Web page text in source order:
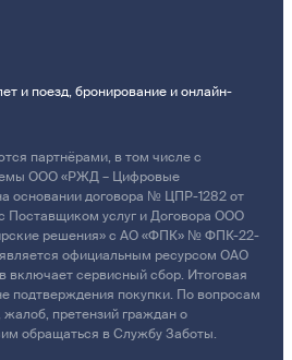
и поезд, бронирование и онлайн-
партнёрами, в том числе с
ООО «РЖД – Цифровые
основании договора № ЦПР-1282 от
Поставщиком услуг и Договора ООО
решения» с АО «ФПК» № ФПК-22-
является официальным ресурсом ОАО
включает сервисный сбор. Итоговая
подтверждения покупки. По вопросам
претензий граждан о
обращаться в Службу Заботы.